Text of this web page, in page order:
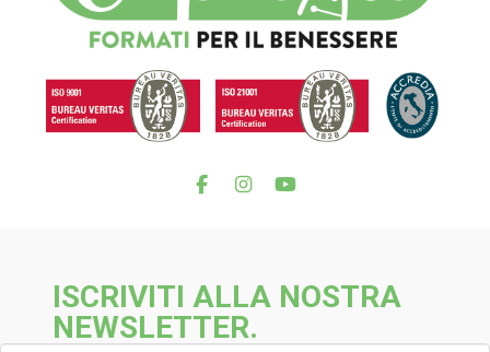
ISCRIVITI ALLA NOSTRA
NEWSLETTER.